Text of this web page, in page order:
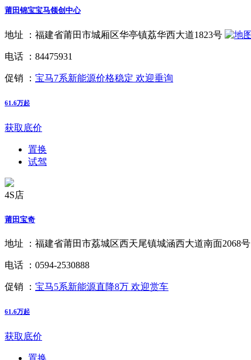
莆田锦宝宝马领创中心
地址 ： 福建省莆田市城厢区华亭镇荔华西大道1823号
电话 ： 84475931
促销 ： 宝马7系新能源价格稳定 欢迎垂询
61.6万起
获取底价
置换
试驾
4S店
莆田宝奇
地址 ： 福建省莆田市荔城区西天尾镇城涵西大道南面2068号
电话 ： 0594-2530888
促销 ： 宝马5系新能源直降8万 欢迎赏车
61.6万起
获取底价
置换